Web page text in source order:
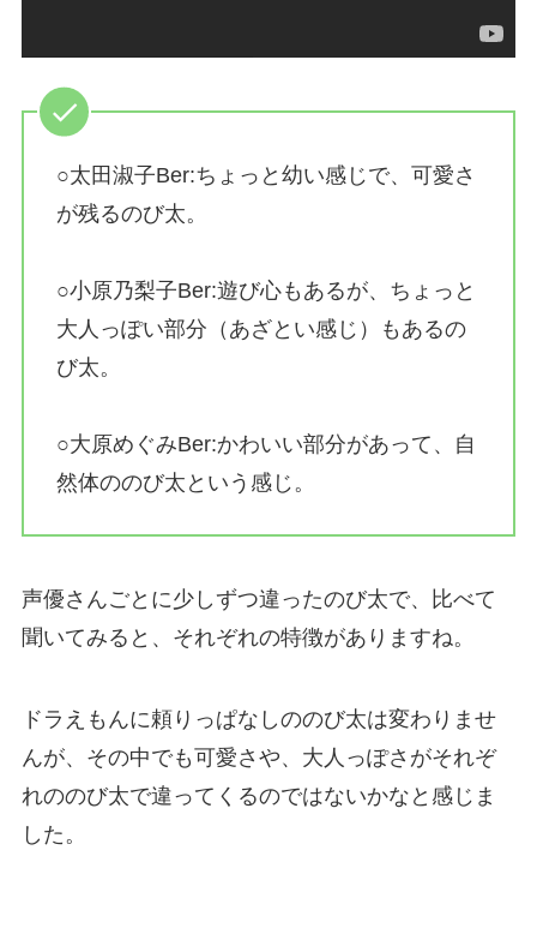
○太田淑子Ber:ちょっと幼い感じで、可愛さ
が残るのび太。
○小原乃梨子Ber:遊び心もあるが、ちょっと
大人っぽい部分（あざとい感じ）もあるの
び太。
○大原めぐみBer:かわいい部分があって、自
然体ののび太という感じ。
声優さんごとに少しずつ違ったのび太で、比べて
聞いてみると、それぞれの特徴がありますね。
ドラえもんに頼りっぱなしののび太は変わりませ
んが、その中でも可愛さや、大人っぽさがそれぞ
れののび太で違ってくるのではないかなと感じま
した。